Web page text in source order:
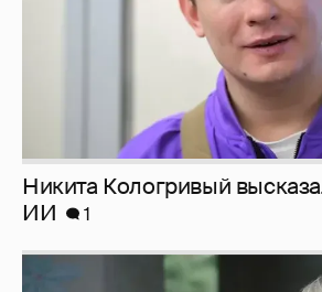
Никита Кологривый
ИИ
1